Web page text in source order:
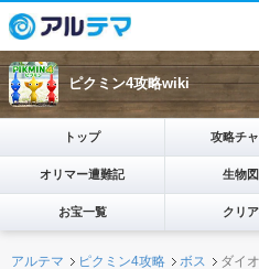
ピクミン4攻略wiki
トップ 攻略チ
オリマー遭難記 生物
お宝一覧 クリ
アルテマ ピクミン4攻略 ボス ダイ